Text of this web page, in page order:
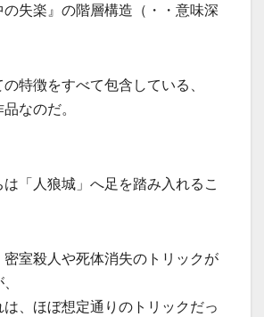
失楽』の階層構造（・・意味深
特徴をすべて包含している、
なのだ。
「人狼城」へ足を踏み入れるこ
室殺人や死体消失のトリックが
は、ほぼ想定通りのトリックだっ